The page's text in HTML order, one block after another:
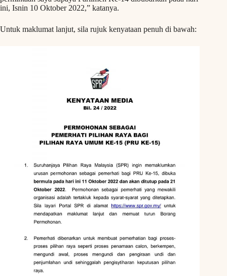
ini, Isnin 10 Oktober 2022,” katanya.
Untuk maklumat lanjut, sila rujuk kenyataan penuh di bawah: